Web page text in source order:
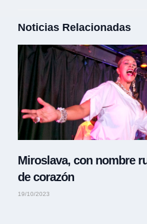
Noticias Relacionadas
Miroslava, con nombre
de corazón
19/10/2023